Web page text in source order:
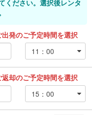
ください。選択後レンタ
出発のご予定時間を選択
返却のご予定時間を選択